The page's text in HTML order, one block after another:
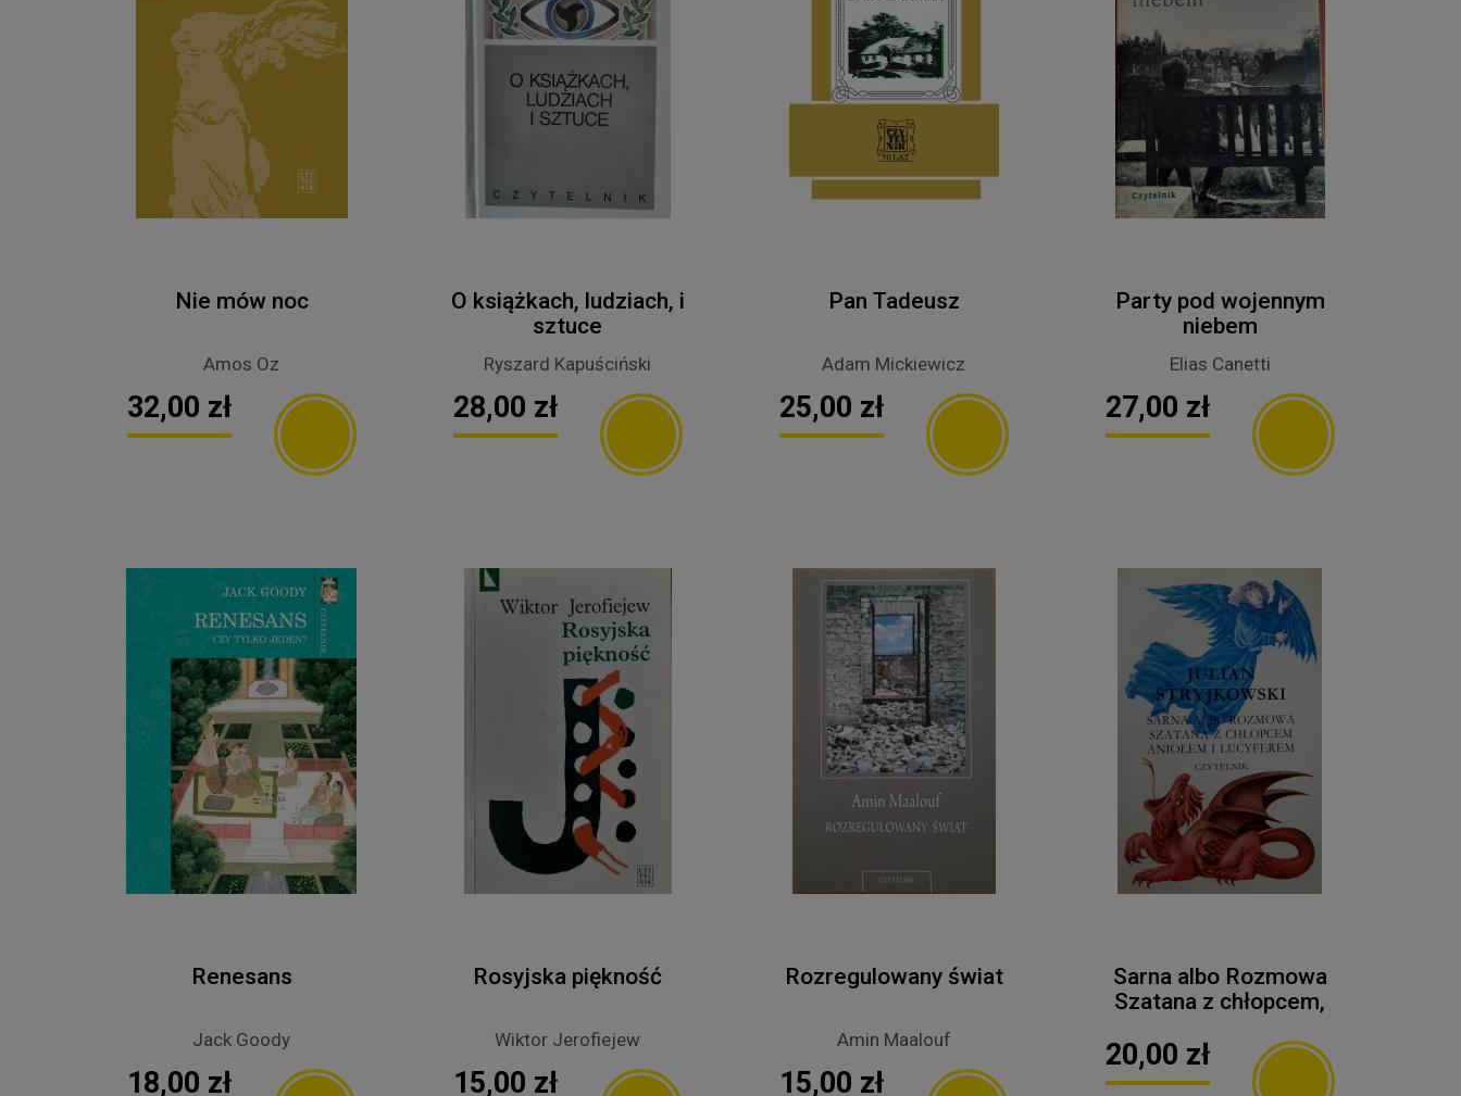
Nie mów noc
Amos Oz
32,00 zł
O książkach, ludziach, i
sztuce
Ryszard Kapuściński
28,00 zł
Pan Tadeusz
Adam Mickiewicz
25,00 zł
Party pod wojennym
niebem
Elias Canetti
27,00 zł
Renesans
Jack Goody
18,00 zł
Rosyjska piękność
Wiktor Jerofiejew
15,00 zł
Rozregulowany świat
Amin Maalouf
15,00 zł
Sarna albo Rozmowa
Szatana z chłopcem,
20,00 zł